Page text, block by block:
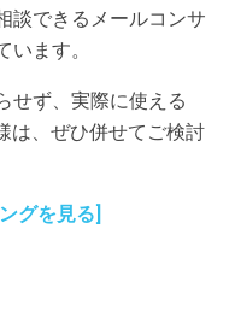
談できるメールコンサ
ます。
せず、実際に使える
は、ぜひ併せてご検討
グを見る]